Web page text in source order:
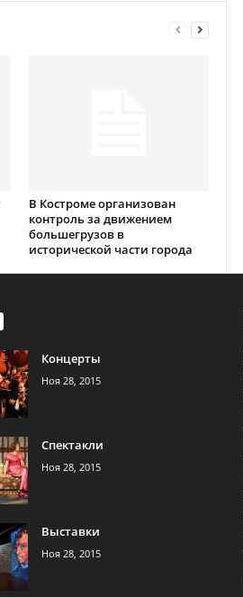
В Костроме организован
контроль за движением
большегрузов в
исторической части города
Концерты
Ноя 28, 2015
Спектакли
Ноя 28, 2015
Выставки
Ноя 28, 2015